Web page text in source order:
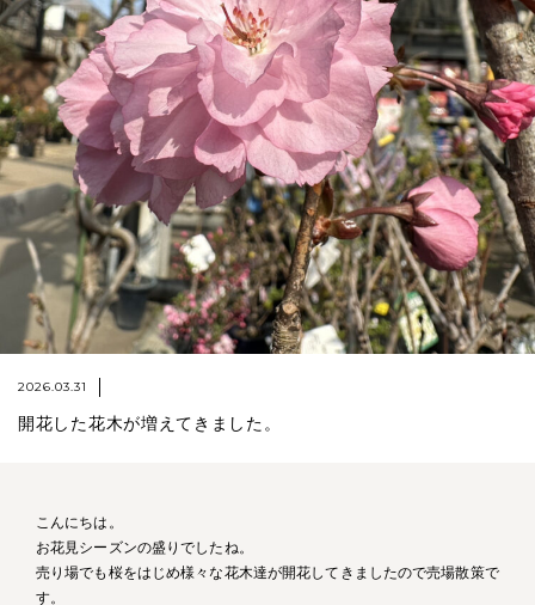
2026.03.31
開花した花木が増えてきました。
こんにちは。
お花見シーズンの盛りでしたね。
売り場でも桜をはじめ様々な花木達が開花してきましたので売場散策で
す。